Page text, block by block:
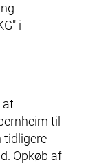
i
at
til
tidligere
Opkøb af